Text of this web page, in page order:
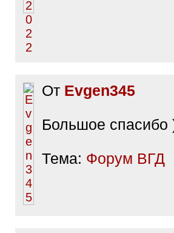
От Evgen345
Большое спасибо
Тема: Форум ВГД